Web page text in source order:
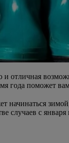
отличная
года поможет
начинаться
случаев с